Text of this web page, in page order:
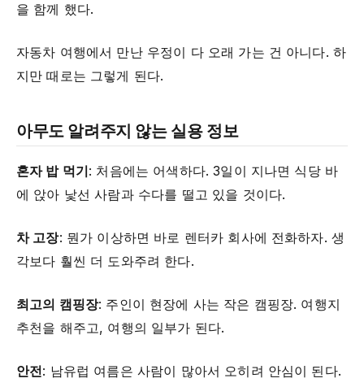
을 함께 했다.
자동차 여행에서 만난 우정이 다 오래 가는 건 아니다. 하
지만 때로는 그렇게 된다.
아무도 알려주지 않는 실용 정보
혼자 밥 먹기: 처음에는 어색하다. 3일이 지나면 식당 바
에 앉아 낯선 사람과 수다를 떨고 있을 것이다.
차 고장: 뭔가 이상하면 바로 렌터카 회사에 전화하자. 생
각보다 훨씬 더 도와주려 한다.
최고의 캠핑장: 주인이 현장에 사는 작은 캠핑장. 여행지
추천을 해주고, 여행의 일부가 된다.
안전: 남유럽 여름은 사람이 많아서 오히려 안심이 된다.